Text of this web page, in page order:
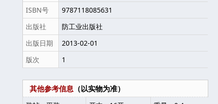
ISBN号
9787118085631
出版社
防工业出版社
出版日期
2013-02-01
版次
1
其他参考信息 （以实物为准）